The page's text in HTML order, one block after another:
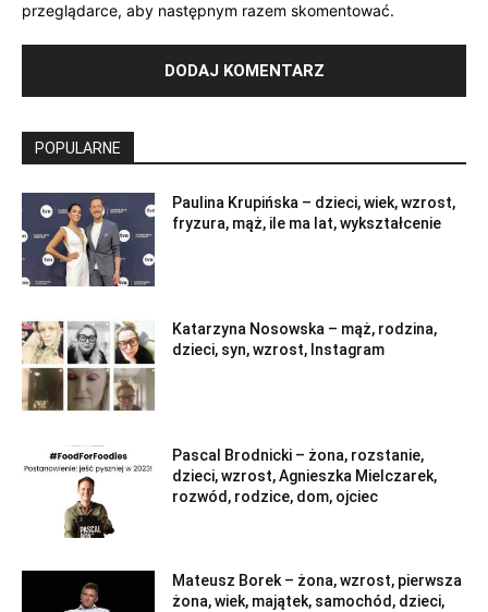
przeglądarce, aby następnym razem skomentować.
POPULARNE
Paulina Krupińska – dzieci, wiek, wzrost,
fryzura, mąż, ile ma lat, wykształcenie
Katarzyna Nosowska – mąż, rodzina,
dzieci, syn, wzrost, Instagram
Pascal Brodnicki – żona, rozstanie,
dzieci, wzrost, Agnieszka Mielczarek,
rozwód, rodzice, dom, ojciec
Mateusz Borek – żona, wzrost, pierwsza
żona, wiek, majątek, samochód, dzieci,